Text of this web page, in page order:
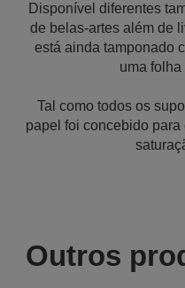
Disponível diferentes
de belas-artes além de
está ainda tamponado
uma folha
Tal como todos os
papel foi concebido
Outros